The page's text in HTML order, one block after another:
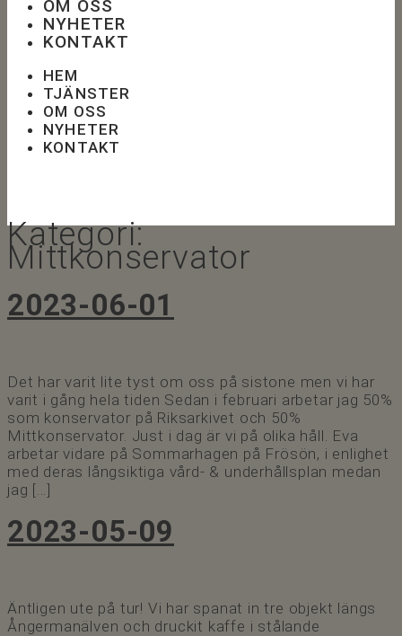
OM OSS
NYHETER
KONTAKT
HEM
TJÄNSTER
OM OSS
NYHETER
KONTAKT
Kategori:
Mittkonservator
2023-06-01
Det har varit lite tyst om oss på sistone men vi har
varit i gång hela tiden Sedan i februari arbetar jag 50%
som konservator på Riksarkivet och 50%
Mittkonservator. Just i dag är vi på olika håll. Eva
arbetar vidare på Sommarhagen på Frösön, i enlighet
med deras långsiktiga vård- & underhållsplan medan
jag […]
2023-05-09
Äntligen ute på tur! Vi har spanat in tre objekt längs
Ångermanälven och druckit kaffe i stålande️